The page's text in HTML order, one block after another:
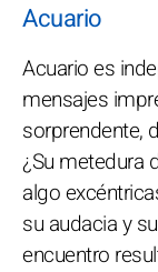
Acuario
Acuario es
mensajes
sorprendente,
¿Su metedura
algo
su audacia y
encuentro